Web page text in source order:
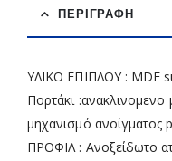
ΠΕΡΙΓΡΑΦΉ
ΥΛΙΚΟ ΕΠΙΠΛΟΥ : MDF
Πορτάκι
μηχανισμό ανοίγματος
ΠΡΟΦΙΛ : Ανοξείδωτο